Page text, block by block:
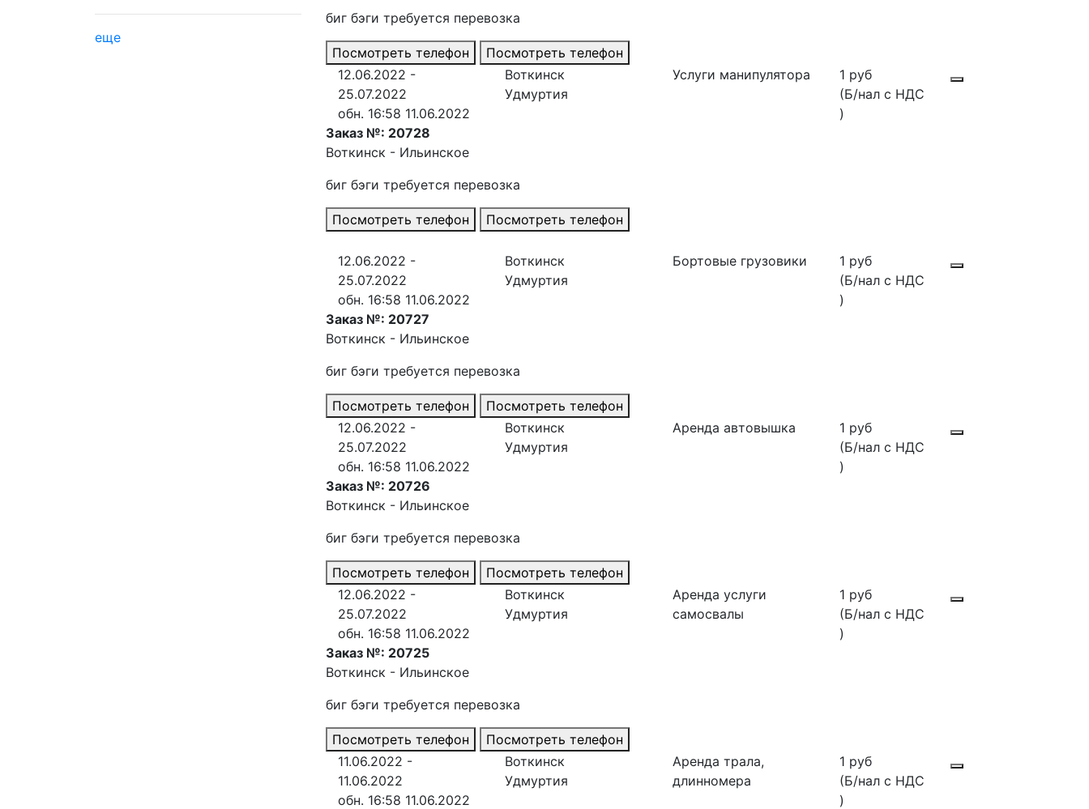
еще
биг бэги требуется перевозка
Посмотреть телефон
Посмотреть телефон
12.06.2022 -
25.07.2022
обн. 16:58 11.06.2022
Воткинск
Удмуртия
Услуги манипулятора
1 руб
(Б/нал с НДС
)
Заказ №: 20728
Воткинск - Ильинское
биг бэги требуется перевозка
Посмотреть телефон Посмотреть телефон
12.06.2022 -
25.07.2022
обн. 16:58 11.06.2022
Воткинск
Удмуртия
Бортовые грузовики
1 руб
(Б/нал с НДС
)
Заказ №: 20727
Воткинск - Ильинское
биг бэги требуется перевозка
Посмотреть телефон
Посмотреть телефон
12.06.2022 -
25.07.2022
обн. 16:58 11.06.2022
Воткинск
Удмуртия
Аренда автовышка
1 руб
(Б/нал с НДС
)
Заказ №: 20726
Воткинск - Ильинское
биг бэги требуется перевозка
Посмотреть телефон
Посмотреть телефон
12.06.2022 -
25.07.2022
обн. 16:58 11.06.2022
Воткинск
Удмуртия
Аренда услуги
самосвалы
1 руб
(Б/нал с НДС
)
Заказ №: 20725
Воткинск - Ильинское
биг бэги требуется перевозка
Посмотреть телефон
Посмотреть телефон
11.06.2022 -
11.06.2022
обн. 16:58 11.06.2022
Воткинск
Удмуртия
Аренда трала,
длинномера
1 руб
(Б/нал с НДС
)